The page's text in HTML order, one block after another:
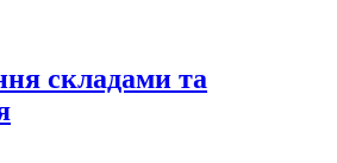
складами та